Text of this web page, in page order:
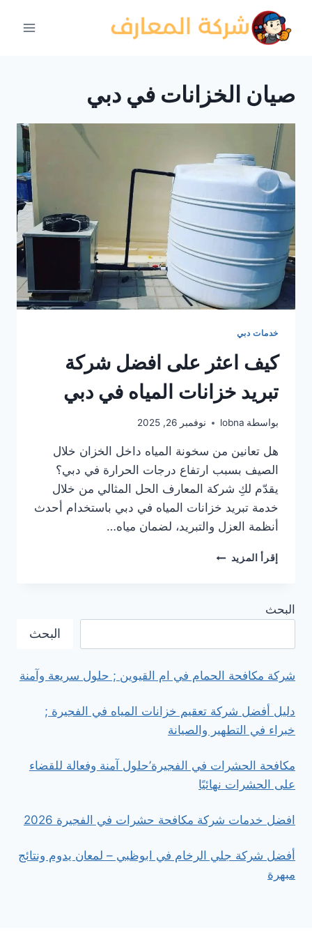
المحتوى
صيان الخزانات في دبي
خدمات دبي
كيف اعثر على افضل شركة
تبريد خزانات المياه في دبي
بواسطة lobna نوفمبر 26, 2025
هل تعانين من سخونة المياه داخل الخزان خلال
الصيف بسبب ارتفاع درجات الحرارة في دبي؟
يقدّم لكِ شركة المعارف الحل المثالي من خلال
خدمة تبريد خزانات المياه في دبي باستخدام أحدث
أنظمة العزل والتبريد، لضمان مياه…
إقرأ المزيد كيف
في
البحث
البحث
شركة مكافحة الحمام في ام القيوين ; حلول سريعة وآمنة
دليل أفضل شركة تعقيم خزانات المياه في الفجيرة ;
خبراء في التطهير والصيانة
مكافحة الحشرات في الفجيرة’حلول آمنة وفعالة للقضاء
على الحشرات نهائيًا
افضل خدمات شركة مكافحة حشرات في الفجيرة 2026
أفضل شركة جلي الرخام في ابوظبي – لمعان يدوم ونتائج
مبهرة